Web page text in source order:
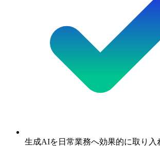
生成AIを日常業務へ効果的に取り入